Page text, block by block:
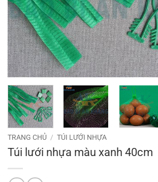
TRANG CHỦ / TÚI LƯỚI NHỰA
Túi lưới nhựa màu xanh 40cm